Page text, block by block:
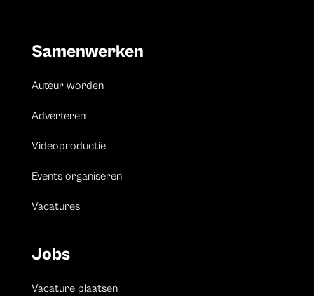
Samenwerken
Auteur worden
Adverteren
Videoproductie
Events organiseren
Vacatures
Jobs
Vacature plaatsen